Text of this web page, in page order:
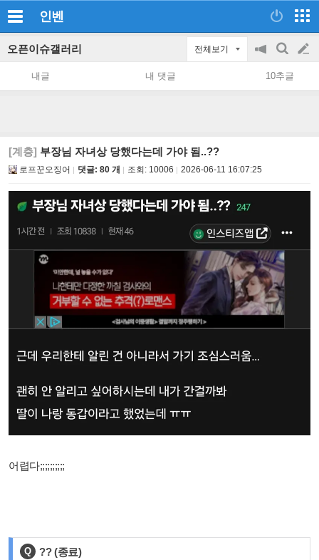
인벤
오픈이슈갤러리 전체보기
공
지
on/off
검
색
글
쓰
내글 내 댓글 10추글
[계층] 부장님 자녀상 당했다는데 가야 됨..??
로프꾼오징어 댓글: 80 개 조회: 10006 2026-06-11 16:07:25
어렵다;;;;;;;;;;
Q
제
?? (종료)